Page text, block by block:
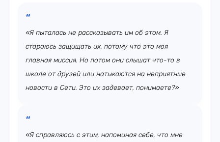
«Я пыталась не рассказывать им об этом. Я
стараюсь защищать их, потому что это моя
главная миссия. Но потом они слышат что-то в
школе от друзей или натыкаются на неприятные
новости в Сети. Это их задевает, понимаете?»
«Я справляюсь с этим, напоминая себе, что мне